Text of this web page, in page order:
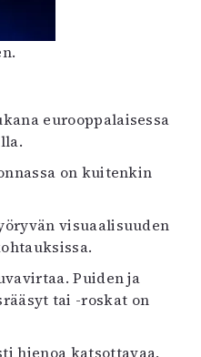
eurooppalaisessa
on kuitenkin
visuaalisuuden
Puiden ja
tai -roskat on
hienoa katsottavaa,